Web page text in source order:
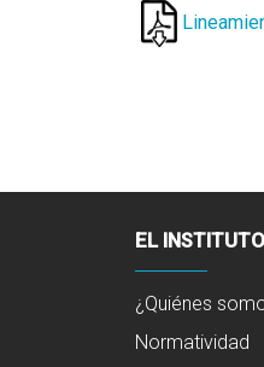
EL INSTITUTO
¿Quiénes
Normatividad